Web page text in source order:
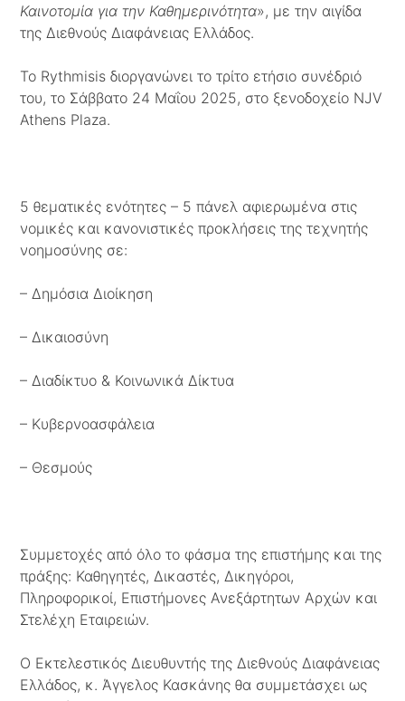
Καινοτομία για την Καθημερινότητα», με την αιγίδα
της Διεθνούς Διαφάνειας Ελλάδος.
Το Rythmisis διοργανώνει το τρίτο ετήσιο συνέδριό
του, το Σάββατο 24 Μαΐου 2025, στο ξενοδοχείο NJV
Athens Plaza.
5 θεματικές ενότητες – 5 πάνελ αφιερωμένα στις
νομικές και κανονιστικές προκλήσεις της τεχνητής
νοημοσύνης σε:
– Δημόσια Διοίκηση
– Δικαιοσύνη
– Διαδίκτυο & Κοινωνικά Δίκτυα
– Κυβερνοασφάλεια
– Θεσμούς
Συμμετοχές από όλο το φάσμα της επιστήμης και της
πράξης: Καθηγητές, Δικαστές, Δικηγόροι,
Πληροφορικοί, Επιστήμονες Ανεξάρτητων Αρχών και
Στελέχη Εταιρειών.
Ο Εκτελεστικός Διευθυντής της Διεθνούς Διαφάνειας
Ελλάδος, κ. Άγγελος Κασκάνης θα συμμετάσχει ως